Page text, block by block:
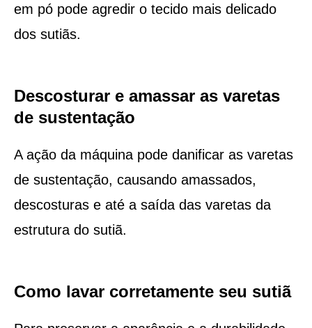
em pó pode agredir o tecido mais delicado
dos sutiãs.
Descosturar e amassar as varetas
de sustentação
A ação da máquina pode danificar as varetas
de sustentação, causando amassados,
descosturas e até a saída das varetas da
estrutura do sutiã.
Como lavar corretamente seu sutiã